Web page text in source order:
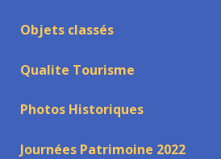
Objets classés
Qualite Tourisme
Photos Historiques
Journées Patrimoine 2022